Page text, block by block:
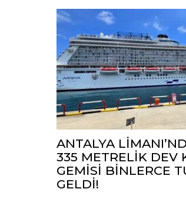
ANTALYA
335 METRELİK DEV
GEMİSİ BİNLERCE
GELDİ!